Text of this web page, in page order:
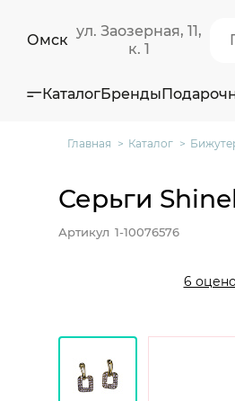
Омск
ул. Заозерная, 11,
к. 1
КаталогБренды
Главная Каталог
Серьги
Артикул 1-10076576
6